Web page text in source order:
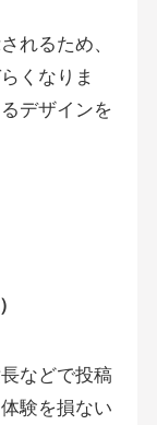
れるため、
くなりま
デザインを
などで投稿
験を損ない